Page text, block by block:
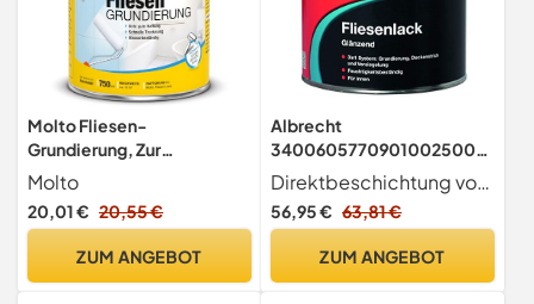
Molto Fliesen-
Grundierung, Zur
Optimierung der Haftung
von Molto Fliesen Lack (1K),
750 ml
Molto
20,01 € 20,55 €
ZUM ANGEBOT
Albrecht
3400605770901002500
Fliesenlack glänzend weiß
2,5l
Direktbeschichtung von Wandfliesen - Weiß er, glä nzender Speziallack fü r dauerhafte, feuchtigkeitsbestä ndige Anstriche auf allen Wandfliesen in Kü che, Bad und WC.
56,95 € 63,81 €
ZUM ANGEBOT